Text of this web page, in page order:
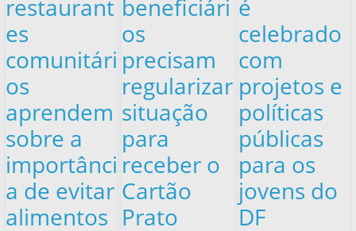
restaurant
es
comunitári
os
aprendem
sobre a
importânci
a de evitar
alimentos
beneficiári
os
precisam
regularizar
situação
para
receber o
Cartão
Prato
é
celebrado
com
projetos e
políticas
públicas
para os
jovens do
DF